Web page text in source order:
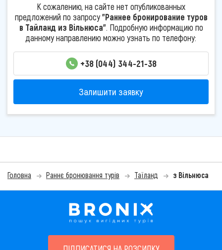
К сожалению, на сайте нет опубликованных
предложений по запросу"Раннее бронирование туров
в Тайланд из Вільнюса". Подробную информацию по
данному направлению можно узнать по телефону:
+38 (044) 344-21-38
Залишити заявку
Головна Раннє бронювання турів Таїланд з Вільнюса